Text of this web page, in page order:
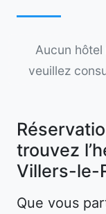
Aucun
veuillez
trouvez
Villers-le-
Que vous